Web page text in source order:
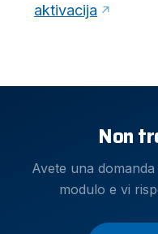
aktivacija
Non
Avete una
modulo e vi